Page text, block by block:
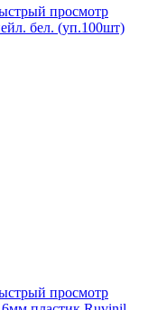
просмотр
бел. (уп.100шт)
просмотр